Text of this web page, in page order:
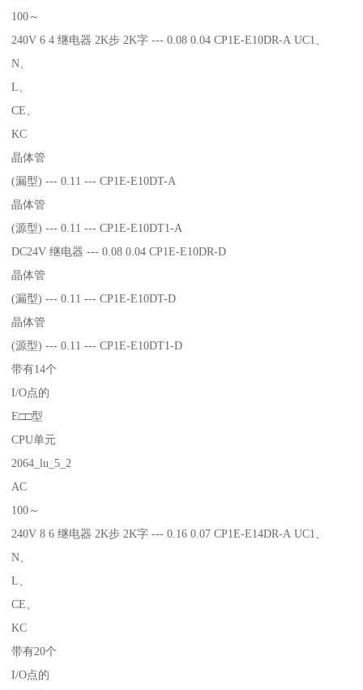
100～
240V 6 4 继电器 2K步 2K字 --- 0.08 0.04 CP1E-E10DR-A UC1、
N、
L、
CE、
KC
晶体管
(漏型) --- 0.11 --- CP1E-E10DT-A
晶体管
(源型) --- 0.11 --- CP1E-E10DT1-A
DC24V 继电器 --- 0.08 0.04 CP1E-E10DR-D
晶体管
(漏型) --- 0.11 --- CP1E-E10DT-D
晶体管
(源型) --- 0.11 --- CP1E-E10DT1-D
带有14个
I/O点的
E□□型
CPU单元
2064_lu_5_2
AC
100～
240V 8 6 继电器 2K步 2K字 --- 0.16 0.07 CP1E-E14DR-A UC1、
N、
L、
CE、
KC
带有20个
I/O点的